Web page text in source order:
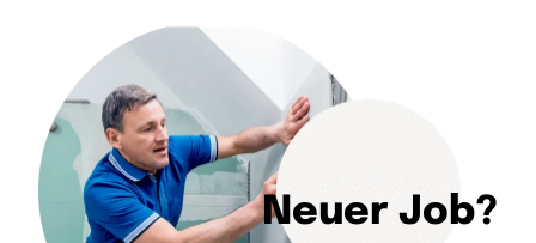
Neuer Job?